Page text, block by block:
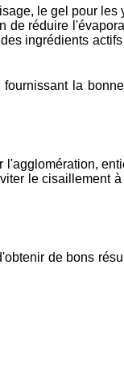
le gel pour les
de réduire
ingrédients
la
le cisaillement
de bons